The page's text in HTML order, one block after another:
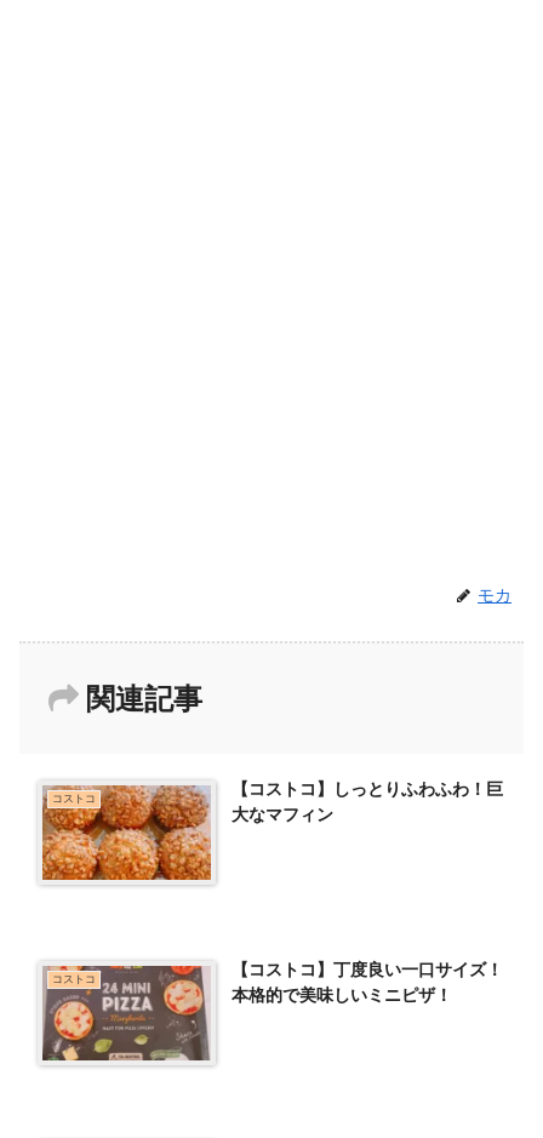
モカ
関連記事
コストコ
【コストコ】しっとりふわふわ！巨
大なマフィン
コストコ
【コストコ】丁度良い一口サイズ！
本格的で美味しいミニピザ！